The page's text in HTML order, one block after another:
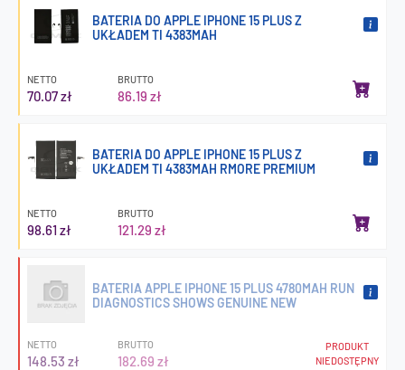
BATERIA DO APPLE IPHONE 15 PLUS Z
UKŁADEM TI 4383MAH
NETTO
70.07 zł
BRUTTO
86.19 zł
BATERIA DO APPLE IPHONE 15 PLUS Z
UKŁADEM TI 4383MAH RMORE PREMIUM
NETTO
98.61 zł
BRUTTO
121.29 zł
BATERIA APPLE IPHONE 15 PLUS 4780MAH RUN
DIAGNOSTICS SHOWS GENUINE NEW
NETTO
148.53 zł
BRUTTO
182.69 zł
PRODUKT
NIEDOSTĘPNY